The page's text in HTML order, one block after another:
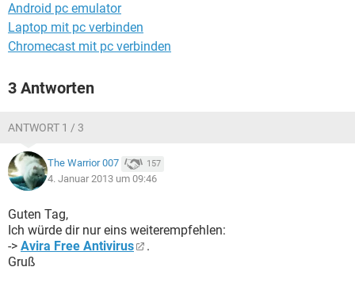
Android pc emulator
Laptop mit pc verbinden
Chromecast mit pc verbinden
3 Antworten
ANTWORT 1 / 3
The Warrior 007 157
4. Januar 2013 um 09:46
Guten Tag,
Ich würde dir nur eins weiterempfehlen:
-> Avira Free Antivirus
.
Gruß